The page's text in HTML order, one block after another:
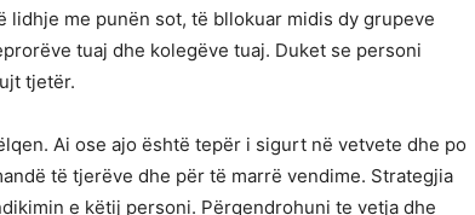
me punën sot, të bllokuar midis dy grupeve
tuaj dhe kolegëve tuaj. Duket se personi
tjetër.
Ai ose ajo është tepër i sigurt në vetvete dhe po
të tjerëve dhe për të marrë vendime. Strategjia
e këtij personi. Përqendrohuni te vetja dhe